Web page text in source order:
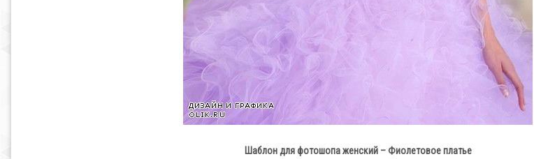
Шаблон для фотошопа женский – Фиолетовое платье